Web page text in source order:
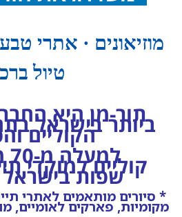
מוזיאונים · אתרי טבע
טיול
תור-מן היא
ביותר בישראל
הקוליים
למעלה מ-70
קולייםלמוקדי
שפות בישראל
* סיורים מותאמים לאתרי
מקומיות, פארקים לאומיים,